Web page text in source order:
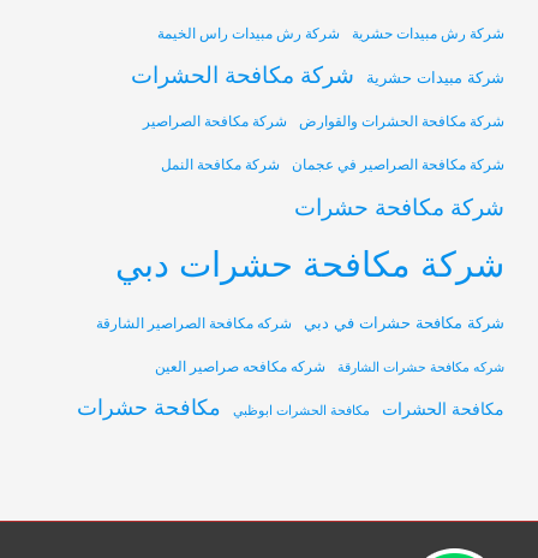
شركة رش مبيدات حشرية شركة رش مبيدات راس الخيمة
شركة مبيدات حشرية شركة مكافحة الحشرات
شركة مكافحة الحشرات والقوارض شركة مكافحة الصراصير
شركة مكافحة الصراصير في عجمان شركة مكافحة النمل
شركة مكافحة حشرات
شركة مكافحة حشرات دبي
شركة مكافحة حشرات في دبي شركه مكافحة الصراصير الشارقة
شركه مكافحة حشرات الشارقة شركه مكافحه صراصير العين
مكافحة الحشرات مكافحة الحشرات ابوظبي مكافحة حشرات